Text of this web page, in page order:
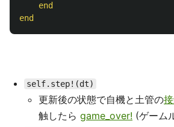
end
end
self.step!(dt)
更新後の状態で自機と土管の
触したら game_over! (ゲーム